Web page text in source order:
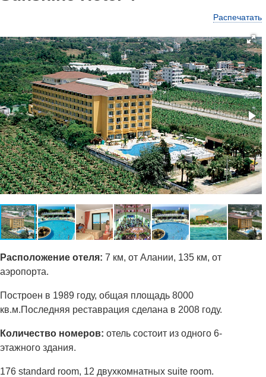
Распечатать
Расположение отеля: 7 км, от Алании, 135 км, от
аэропорта.
Построен в 1989 году, общая площадь 8000
кв.м.Последняя реставрация сделана в 2008 году.
Количество номеров: отель состоит из одного 6-
этажного здания.
176 standard room, 12 двухкомнатных suite room.